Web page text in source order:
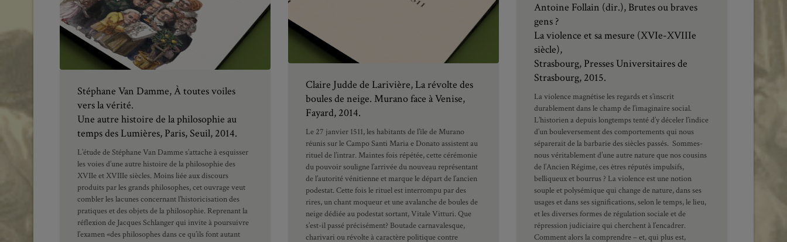
Antoine Follain (dir.), Brutes ou braves
gens ?
La violence et sa mesure (XVIe-XVIIIe
siècle),
Strasbourg, Presses Universitaires de
Strasbourg, 2015.
La violence magnétise les regards et s’inscrit
durablement dans le champ de l’imaginaire social.
L’historien a depuis longtemps tenté d’y déceler l’indice
d’un bouleversement des comportements qui nous
séparerait de la barbarie des siècles passés. Sommes-
nous véritablement d’une autre nature que nos cousins
de l’Ancien Régime, ces êtres réputés impulsifs,
belliqueux et bourrus ? La violence est une notion
souple et polysémique qui change de nature, dans ses
usages et dans ses significations, selon le temps, le lieu,
et les diverses formes de régulation sociale et de
répression judiciaire qui cherchent à l’encadrer.
Comment alors la comprendre – et, qui plus est,
Claire Judde de Larivière, La révolte des
boules de neige. Murano face à Venise,
Fayard, 2014.
Le 27 janvier 1511, les habitants de l’île de Murano
réunis sur le Campo Santi Maria e Donato assistent au
rituel de l’intrar. Maintes fois répétée, cette cérémonie
du pouvoir souligne l’arrivée du nouveau représentant
de l’autorité vénitienne et marque le départ de l’ancien
podestat. Cette fois le rituel est interrompu par des
rires, un chant moqueur et une avalanche de boules de
neige dédiée au podestat sortant, Vitale Vitturi. Que
s’est-il passé précisément? Boutade carnavalesque,
charivari ou révolte à caractère politique contre
Stéphane Van Damme, À toutes voiles
vers la vérité.
Une autre histoire de la philosophie au
temps des Lumières, Paris, Seuil, 2014.
L’étude de Stéphane Van Damme s’attache à esquisser
les voies d’une autre histoire de la philosophie des
XVIIe et XVIIIe siècles. Moins liée aux discours
produits par les grands philosophes, cet ouvrage veut
combler les lacunes concernant l’historicisation des
pratiques et des objets de la philosophie. Reprenant la
réflexion de Jacques Schlanger qui invite à poursuivre
l’examen «des philosophes dans ce qu’ils font autant